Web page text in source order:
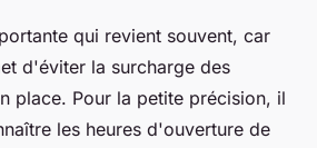
qui revient souvent, car
d'éviter la surcharge des
place. Pour la petite précision, il
les heures d'ouverture de